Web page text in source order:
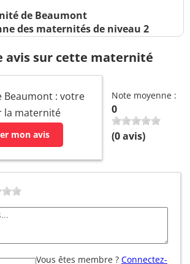
de Beaumont
des maternités de niveau 2
avis sur cette maternité
Beaumont : votre
la maternité
mon avis
Note moyenne :
0
(0avis)
Vous êtes membre ? Connectez-